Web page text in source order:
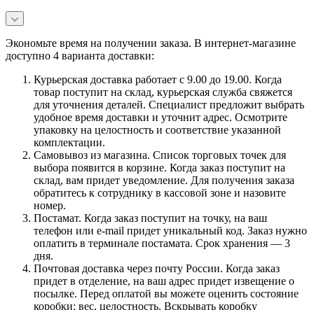
Экономьте время на получении заказа. В интернет-магазине
доступно 4 варианта доставки:
Курьерская доставка работает с 9.00 до 19.00. Когда
товар поступит на склад, курьерская служба свяжется
для уточнения деталей. Специалист предложит выбрать
удобное время доставки и уточнит адрес. Осмотрите
упаковку на целостность и соответствие указанной
комплектации.
Самовывоз из магазина. Список торговых точек для
выбора появится в корзине. Когда заказ поступит на
склад, вам придет уведомление. Для получения заказа
обратитесь к сотруднику в кассовой зоне и назовите
номер.
Постамат. Когда заказ поступит на точку, на ваш
телефон или e-mail придет уникальный код. Заказ нужно
оплатить в терминале постамата. Срок хранения — 3
дня.
Почтовая доставка через почту России. Когда заказ
придет в отделение, на ваш адрес придет извещение о
посылке. Перед оплатой вы можете оценить состояние
коробки: вес, целостность. Вскрывать коробку